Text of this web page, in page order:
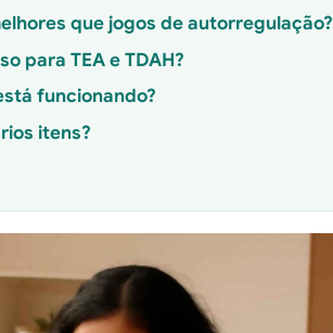
que jogos de autorregulação?
para TEA e TDAH?
funcionando?
itens?